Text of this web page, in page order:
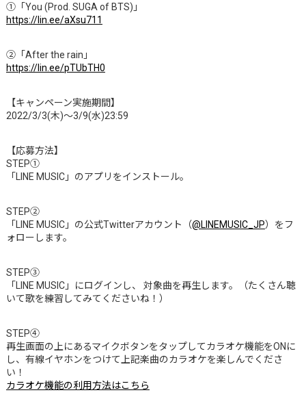
①「You (Prod. SUGA of BTS)」
https://lin.ee/aXsu711
②「After the rain」
https://lin.ee/pTUbTH0
【キャンペーン実施期間】
2022/3/3(木)～3/9(水)23:59
【応募方法】
STEP①
「LINE MUSIC」のアプリをインストール。
STEP②
「LINE MUSIC」の公式Twitterアカウント（@LINEMUSIC_JP）をフ
ォローします。
STEP③
「LINE MUSIC」にログインし、 対象曲を再生します。（たくさん聴
いて歌を練習してみてくださいね！）
STEP④
再生画面の上にあるマイクボタンをタップしてカラオケ機能をONに
し、有線イヤホンをつけて上記楽曲のカラオケを楽しんでくださ
い！
カラオケ機能の利用方法はこちら